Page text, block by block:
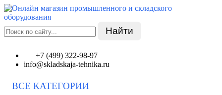
Найти
+7 (499) 322-98-97
info@skladskaja-tehnika.ru
ВСЕ КАТЕГОРИИ